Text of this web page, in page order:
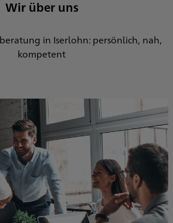
Wir über uns
in Iserlohn: persönlich, nah,
kompetent